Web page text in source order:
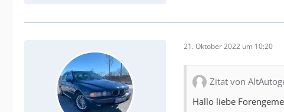
21. Oktober 2022 um 10:20
Zitat von
Hallo liebe